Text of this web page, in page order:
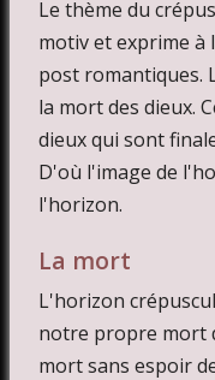
Le thème du
motiv et exprime à
post romantiques.
la mort des dieux.
dieux qui sont
D'où l'image de
l'horizon.
La mort
L'horizon
notre propre mort
mort sans espoir